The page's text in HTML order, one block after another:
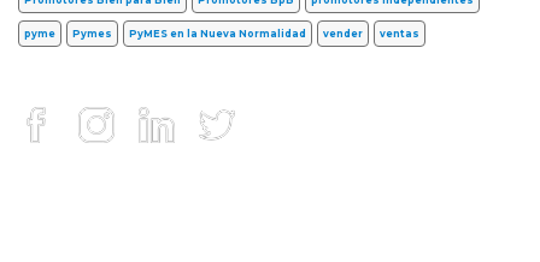
pyme Pymes PyMES en la Nueva Normalidad vender ventas